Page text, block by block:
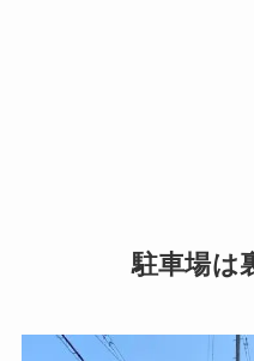
駐車場は